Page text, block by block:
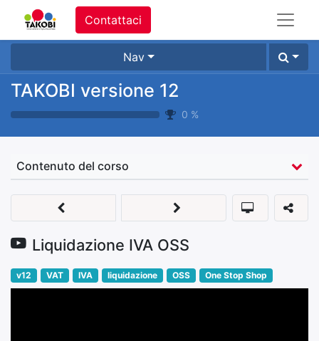
Contattaci
Nav
TAKOBI versione 12
0 %
Contenuto del corso
Liquidazione IVA OSS
v12 VAT IVA liquidazione OSS One Stop Shop